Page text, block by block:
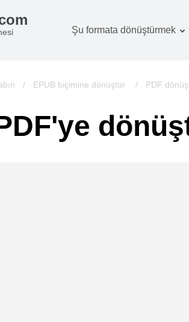
Şu formata dönüştürmek
Görüntüler
Books dönüştürücü
/ EPUB biçimine dönüştür / PDF